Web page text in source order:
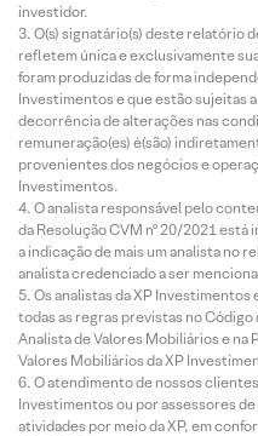
investidor.
O(s) signatário(s) deste relatório
refletem única e exclusivamente
foram produzidas de forma
Investimentos e que estão sujeitas
decorrência de alterações nas
remuneração(es) é(são)
provenientes dos negócios e
Investimentos.
O analista responsável pelo
da Resolução CVM nº 20/2021
a indicação de mais um analista no
analista credenciado a ser
Os analistas da XP
todas as regras previstas no Código
Analista de Valores Mobiliários e na
Valores Mobiliários da XP
O atendimento de nossos
Investimentos ou por assessores
atividades por meio da XP, em